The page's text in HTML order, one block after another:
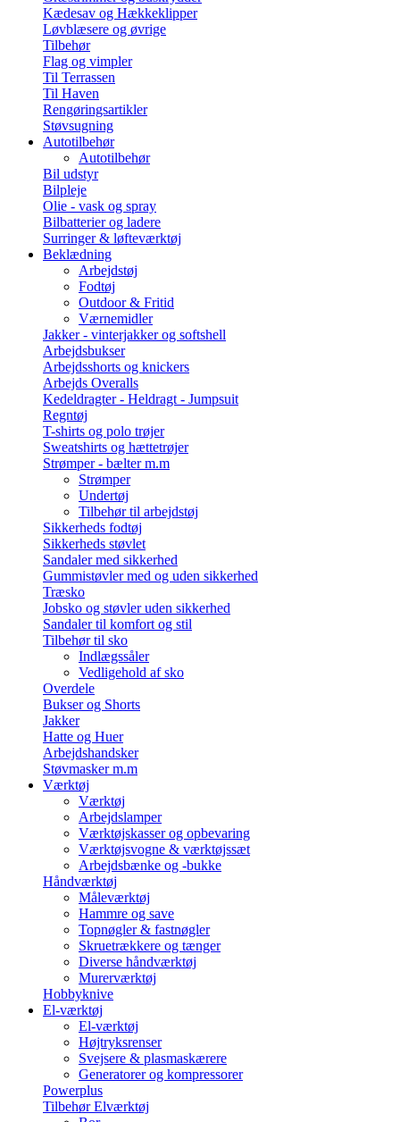
Kædesav og Hækkeklipper
Løvblæsere og øvrige
Tilbehør
Flag og vimpler
Til Terrassen
Til Haven
Rengøringsartikler
Støvsugning
Autotilbehør
Autotilbehør
Bil udstyr
Bilpleje
Olie - vask og spray
Bilbatterier og ladere
Surringer & løfteværktøj
Beklædning
Arbejdstøj
Fodtøj
Outdoor & Fritid
Værnemidler
Jakker - vinterjakker og softshell
Arbejdsbukser
Arbejdsshorts og knickers
Arbejds Overalls
Kedeldragter - Heldragt - Jumpsuit
Regntøj
T-shirts og polo trøjer
Sweatshirts og hættetrøjer
Strømper - bælter m.m
Strømper
Undertøj
Tilbehør til arbejdstøj
Sikkerheds fodtøj
Sikkerheds støvlet
Sandaler med sikkerhed
Gummistøvler med og uden sikkerhed
Træsko
Jobsko og støvler uden sikkerhed
Sandaler til komfort og stil
Tilbehør til sko
Indlægssåler
Vedligehold af sko
Overdele
Bukser og Shorts
Jakker
Hatte og Huer
Arbejdshandsker
Støvmasker m.m
Værktøj
Værktøj
Arbejdslamper
Værktøjskasser og opbevaring
Værktøjsvogne & værktøjssæt
Arbejdsbænke og -bukke
Håndværktøj
Måleværktøj
Hammre og save
Topnøgler & fastnøgler
Skruetrækkere og tænger
Diverse håndværktøj
Murerværktøj
Hobbyknive
El-værktøj
El-værktøj
Højtryksrenser
Svejsere & plasmaskærere
Generatorer og kompressorer
Powerplus
Tilbehør Elværktøj